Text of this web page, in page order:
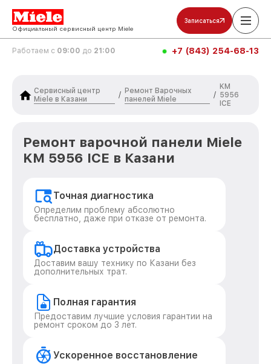
Официальный сервисный центр Miele
Записаться
Работаем с 09:00 до 21:00 +7 (843) 254-68-13
Сервисный центр
Miele в Казани
/
Ремонт Варочных
панелей Miele
/
KM
5956
ICE
Ремонт варочной панели Miele
KM 5956 ICE в Казани
Точная диагностика
Определим проблему абсолютно
бесплатно, даже при отказе от ремонта.
Доставка устройства
Доставим вашу технику по Казани без
дополнительных трат.
Полная гарантия
Предоставим лучшие условия гарантии на
ремонт сроком до 3 лет.
Ускоренное восстановление